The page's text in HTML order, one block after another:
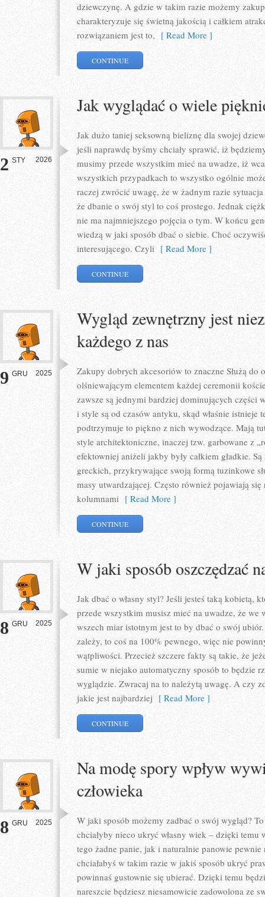
dziewczynę. A gdzie w takim razie możemy
charakteryzuje się świetną jakością i całkiem
rozwiązaniem jest to, [ Read More ]
CONTINUE
2 STY 2026
Jak wyglądać o wiele
Jak dużo taniej seksowną bieliznę dla swojej
jeśli naprawdę byśmy chciały sprawić, iż
musimy przede wszystkim mieć na uwadze, iż
wszystkich przypadkach to wszystko ogólnie
raczej zwrócić uwagę, że w żadnym razie
że dbanie o swój styl to coś prostego. Jednak
nie ma najmniejszego pojęcia o tym. W końcu
wiedzą w jaki sposób dbać o siebie. Choć
interesującego. Czyli [ Read More ]
CONTINUE
9 GRU 2025
Wygląd zewnętrzny jest
każdego z nas
Zakupy dobrych akcesoriów to znaczne Służą do
olśniewającym elementem każdej ceremonii
zawsze są jednymi bardziej dominujących
i style są od czasów antyku, skąd właśnie
podtrzymuje to piękno z nich wywodzące. Mają
style architektoniczne, inaczej tzw. garbowane z
efektowniej aniżeli jakby były całkiem gładkie.
greckich, przykrywające swoją formą tuzinkowe
masy utwardzającej. Często również pojawiają
kolumnami [ Read More ]
CONTINUE
8 GRU 2025
W jaki sposób oszczędzać
Jak dbać o własny styl? Jeśli jesteś taką kobietą,
przede wszystkim musisz mieć na uwadze, że
wszech miar istotnym jest to by dbać o swój
zależy, to coś na 100% pewnego, więc nie
wątpliwości. Przecież szczere fakty są takie, że
sumie w niejako automatyczny sposób to będzie
wyglądzie. Zwracaj na to należytą uwagę. A czy
jakie jest najbardziej [ Read More ]
CONTINUE
8 GRU 2025
Na modę spory wpływ
człowieka
W jaki sposób możemy zadbać o swój wygląd?
chciałyby nieco ukryć własny wiek – dzięki
tego żadne panie, jak i naturalnie panowie
chciałabyś w takim razie w jakiś sposób ukryć
powinnaś gustownie się ubierać. Dzięki temu
nareszcie będziesz niesamowicie zadowolona ze